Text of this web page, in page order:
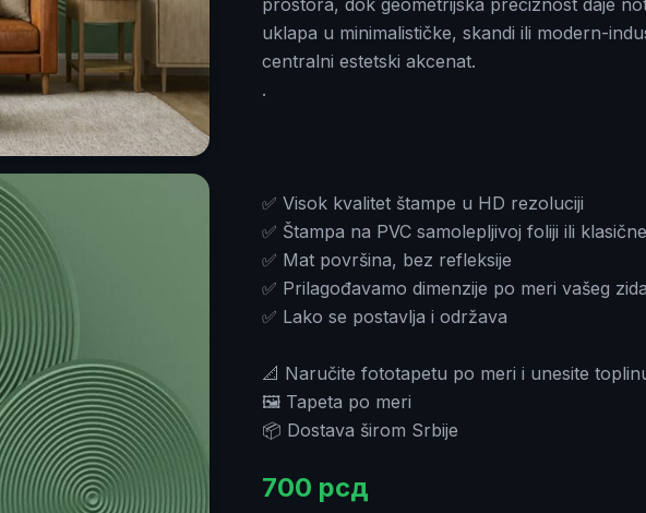
prostora, dok geometrijska preciznost daje
uklapa u minimalističke, skandi ili modern-
centralni estetski akcenat.
.
✅ Visok kvalitet štampe u HD rezoluciji
✅ Štampa na PVC samolepljivoj foliji ili
✅ Mat površina, bez refleksije
✅ Prilagođavamo dimenzije po meri vašeg zida
✅ Lako se postavlja i održava
📐 Naručite fototapetu po meri i unesite
🖼️ Tapeta po meri
📦 Dostava širom Srbije
700 рсд